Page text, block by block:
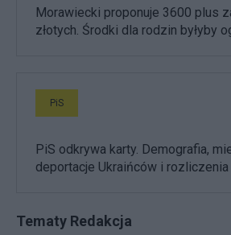
Morawiecki proponuje 3600 plus
złotych. Środki dla rodzin byłyby
PiS
PiS odkrywa karty. Demografia,
deportacje Ukraińców i rozliczenia
Tematy Redakcja